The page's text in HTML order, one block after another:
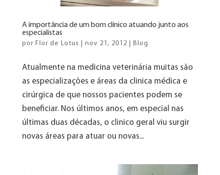
A importância de um bom clínico atuando junto aos
especialistas
por Flor de Lotus nov 21, 2012 Blog
Atualmente na medicina veterinária muitas são
as especializações e áreas da clinica médica e
cirúrgica de que nossos pacientes podem se
beneficiar. Nos últimos anos, em especial nas
últimas duas décadas, o clinico geral viu surgir
novas áreas para atuar ou novas...